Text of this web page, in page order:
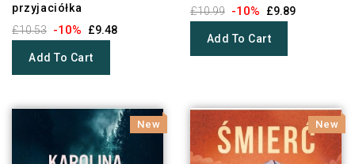
przyjaciółka
£10.53 -10% £9.48
Add To Cart
£10.99 -10% £9.89
Add To Cart
New New